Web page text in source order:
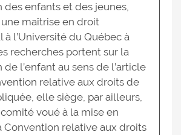
des enfants et des jeunes,
maîtrise en droit
à l’Université du Québec à
recherches portent sur la
l’enfant au sens de l’article
relative aux droits de
elle siège, par ailleurs,
voué à la mise en
relative aux droits